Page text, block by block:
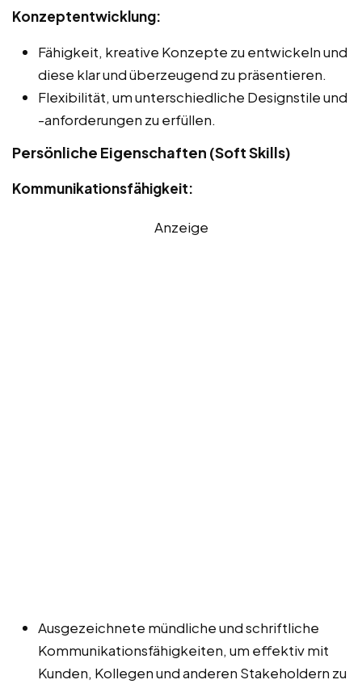
Konzeptentwicklung:
Fähigkeit, kreative Konzepte zu entwickeln und
diese klar und überzeugend zu präsentieren.
Flexibilität, um unterschiedliche Designstile und
-anforderungen zu erfüllen.
Persönliche Eigenschaften (Soft Skills)
Kommunikationsfähigkeit:
Anzeige
Ausgezeichnete mündliche und schriftliche
Kommunikationsfähigkeiten, um effektiv mit
Kunden, Kollegen und anderen Stakeholdern zu